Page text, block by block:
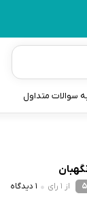
سوالات متداول
5 از 1 رای 1 دیدگاه